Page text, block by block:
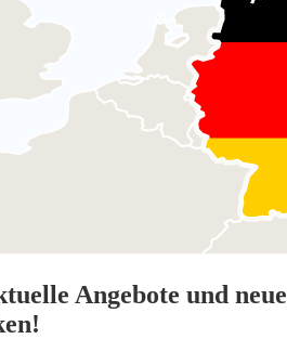
Angebote und neue